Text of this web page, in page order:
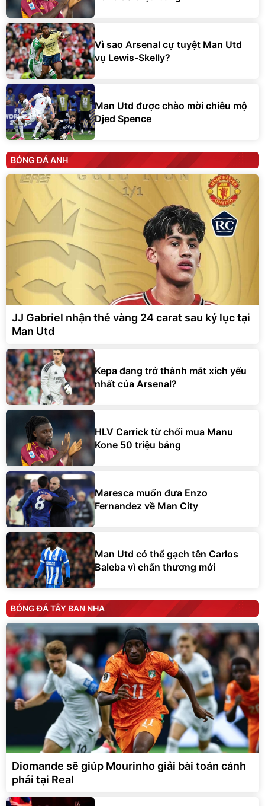
Vì sao Arsenal cự tuyệt Man Utd
vụ Lewis-Skelly?
Man Utd được chào mời chiêu mộ
Djed Spence
BÓNG ĐÁ ANH
JJ Gabriel nhận thẻ vàng 24 carat sau kỷ lục tại
Man Utd
Kepa đang trở thành mắt xích yếu
nhất của Arsenal?
HLV Carrick từ chối mua Manu
Kone 50 triệu bảng
Maresca muốn đưa Enzo
Fernandez về Man City
Man Utd có thể gạch tên Carlos
Baleba vì chấn thương mới
BÓNG ĐÁ TÂY BAN NHA
Diomande sẽ giúp Mourinho giải bài toán cánh
phải tại Real